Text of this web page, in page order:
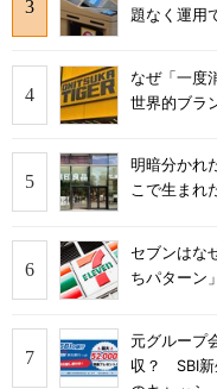
題なく運用
なぜ「一度
世界的ブラ
明暗分かれ
こで生まれ
セブンはな
ちパターン
元グループ
収？ SBI新